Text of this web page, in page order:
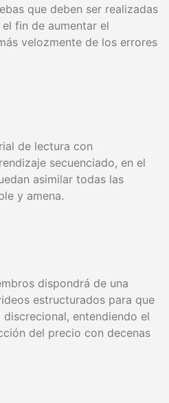
que deben ser realizadas
fin de aumentar el
velozmente de los errores
de lectura con
secuenciado, en el
asimilar todas las
y amena.
dispondrá de una
estructurados para que
entendiendo el
del precio con decenas